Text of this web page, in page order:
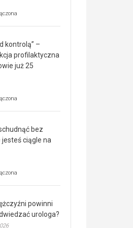
kontrolą” –
profilaktyczna
już 25
bez
ciągle na
powinni
urologa?